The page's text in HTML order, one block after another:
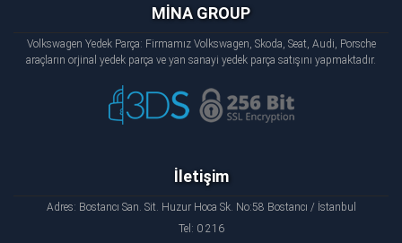
MİNA GROUP
Volkswagen Yedek Parça: Firmamız Volkswagen, Skoda, Seat, Audi, Porsche
araçların orjinal yedek parça ve yan sanayi yedek parça satışını yapmaktadır.
İletişim
Adres: Bostancı San. Sit. Huzur Hoca Sk. No:58 Bostancı / İstanbul
Tel: 0 216